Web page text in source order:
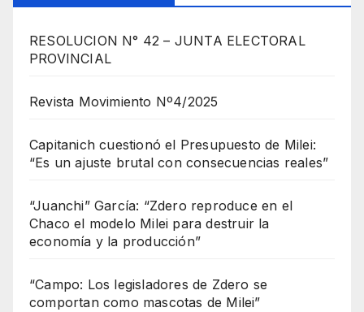
RESOLUCION N° 42 – JUNTA ELECTORAL
PROVINCIAL
Revista Movimiento Nº4/2025
Capitanich cuestionó el Presupuesto de Milei:
“Es un ajuste brutal con consecuencias reales”
“Juanchi” García: “Zdero reproduce en el
Chaco el modelo Milei para destruir la
economía y la producción”
“Campo: Los legisladores de Zdero se
comportan como mascotas de Milei”